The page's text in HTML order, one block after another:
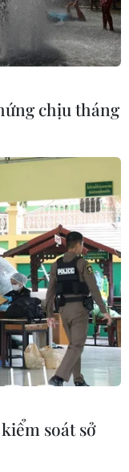
Bình Minh trao đổi
tại khách sạn
(Ảnh: Tố
tế thế giới
Hội nghị
của Hội
Ban tổ
hoạt động,
chịu tháng
soát sở